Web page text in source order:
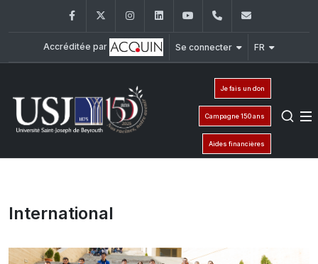
FacebookTwitter InstagramLinkedInYouTube+961 (1) 421 000
Accréditée par Se connecter FR
Je fais un don
Campagne 150 ans
Aides financières
International